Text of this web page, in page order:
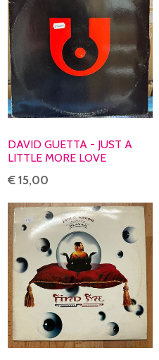
DAVID GUETTA - JUST A
LITTLE MORE LOVE
€ 15,00